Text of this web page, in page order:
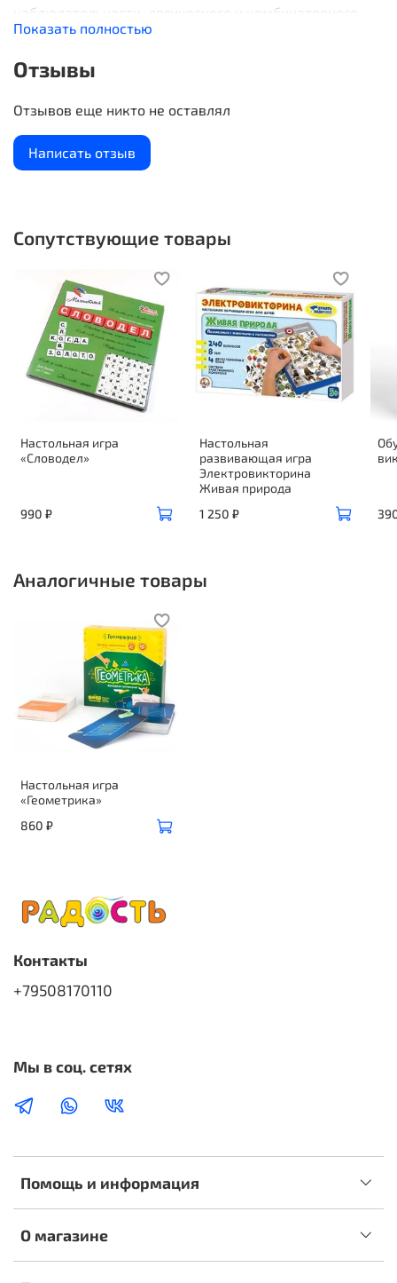
наблюдательности, логического и комбинаторного
мышления.
Показать полностью
Отзывы
Отзывов еще никто не оставлял
Написать отзыв
Сопутствующие товары
Настольная игра
«Словодел»
990 ₽
Настольная
развивающая игра
Электровикторина
Живая природа
1 250 ₽
Аналогичные товары
Настольная игра
«Геометрика»
860 ₽
Помощь и информация
О магазине
Контакты
+79508170110
Мы в соц. сетях